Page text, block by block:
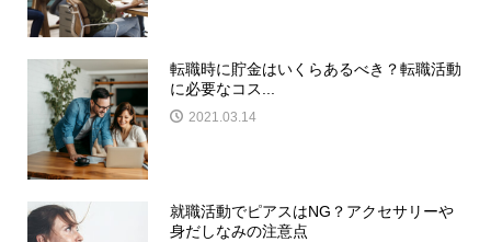
転職時に貯金はいくらあるべき？転職活動
に必要なコス...
2021.03.14
就職活動でピアスはNG？アクセサリーや
身だしなみの注意点